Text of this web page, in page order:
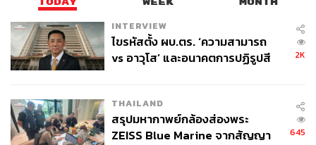
INTERVIEW
ไขรหัสตั้ง ผบ.ตร. ‘ความสามารถ
vs อาวุโส’ และอนาคตการปฏิรูปสี
2K
THAILAND
สรุปมหากาพย์กล้องส่องพระ
ZEISS Blue Marine จากสัญญา
645